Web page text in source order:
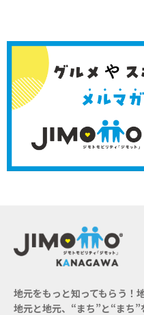
地元をもっと知ってもらう！
地元と地元、“まち”と“まち